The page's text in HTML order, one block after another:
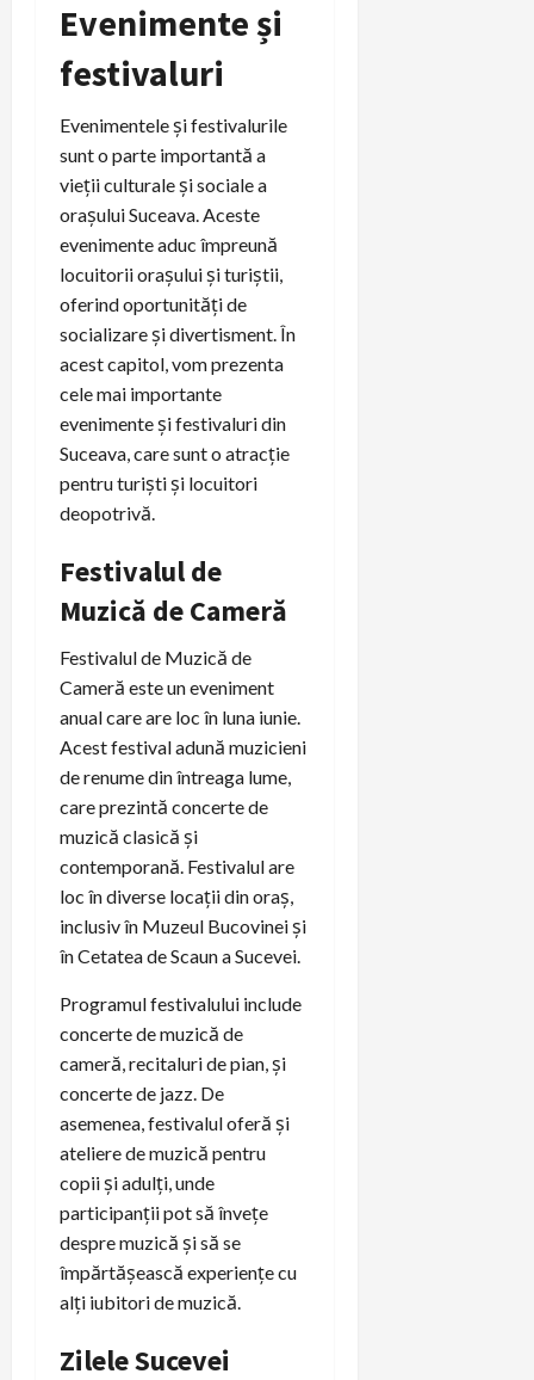
Evenimente și
festivaluri
Evenimentele și festivalurile
sunt o parte importantă a
vieții culturale și sociale a
orașului Suceava. Aceste
evenimente aduc împreună
locuitorii orașului și turiștii,
oferind oportunități de
socializare și divertisment. În
acest capitol, vom prezenta
cele mai importante
evenimente și festivaluri din
Suceava, care sunt o atracție
pentru turiști și locuitori
deopotrivă.
Festivalul de
Muzică de Cameră
Festivalul de Muzică de
Cameră este un eveniment
anual care are loc în luna iunie.
Acest festival adună muzicieni
de renume din întreaga lume,
care prezintă concerte de
muzică clasică și
contemporană. Festivalul are
loc în diverse locații din oraș,
inclusiv în Muzeul Bucovinei și
în Cetatea de Scaun a Sucevei.
Programul festivalului include
concerte de muzică de
cameră, recitaluri de pian, și
concerte de jazz. De
asemenea, festivalul oferă și
ateliere de muzică pentru
copii și adulți, unde
participanții pot să învețe
despre muzică și să se
împărtășească experiențe cu
alți iubitori de muzică.
Zilele Sucevei